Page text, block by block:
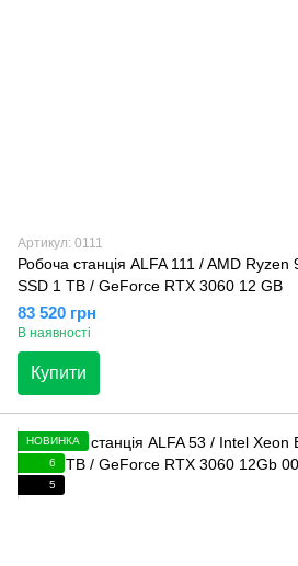
Артикул: 0111
Робоча станція ALFA 111 / AMD
SSD 1 TB / GeForce RTX 3060 12 GB
83 520 грн
В наявності
Купити
НОВИНКА
6
5